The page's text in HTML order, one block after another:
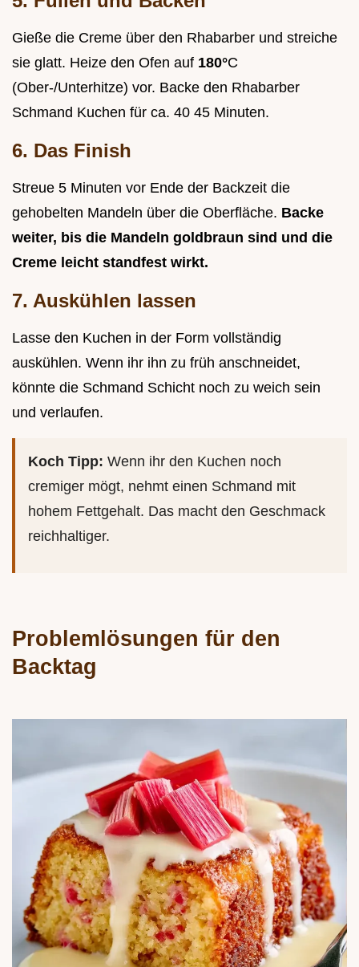
Gieße die Creme über den Rhabarber und streiche
sie glatt. Heize den Ofen auf 180°C
(Ober-/Unterhitze) vor. Backe den Rhabarber
Schmand Kuchen für ca. 40 45 Minuten.
6. Das Finish
Streue 5 Minuten vor Ende der Backzeit die
gehobelten Mandeln über die Oberfläche. Backe
weiter, bis die Mandeln goldbraun sind und die
Creme leicht standfest wirkt.
7. Auskühlen lassen
Lasse den Kuchen in der Form vollständig
auskühlen. Wenn ihr ihn zu früh anschneidet,
könnte die Schmand Schicht noch zu weich sein
und verlaufen.
Koch Tipp: Wenn ihr den Kuchen noch
cremiger mögt, nehmt einen Schmand mit
hohem Fettgehalt. Das macht den Geschmack
reichhaltiger.
Problemlösungen für den
Backtag